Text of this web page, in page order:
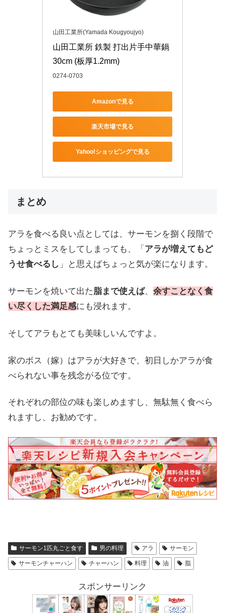
山田工業所(Yamada Kougyoujyo)
山田工業所 鉄製 打出片手中華鍋
30cm (板厚1.2mm)
0274-0703
Amazonで見る
楽天市場で見る
Yahoo!ショッピングで見る
まとめ
アラを食べる良い点としては、サーモンを捌く段階で
ちょっとミスをしてしまっても、「 アラが増えてもど
うせ食べるし 」と思えばちょっと気が楽になります。
サーモンを焼いて出た脂まで使えば、 余すことなく食
い尽くした満足感にも浸れます。
そしてアラもとても美味しいんですよ。
家のボス（嫁）はアラが大好きで、初日しかアラが食
べられない事を残念がる位です。
それぞれの部位の味も楽しめますし、無駄無く食べら
れますし、お勧めです。
サーモン1匹丸ごと食す 男の料理 アラ サーモン
サーモンチャーハン チャーハン 料理 油 脂
スポンサーリンク